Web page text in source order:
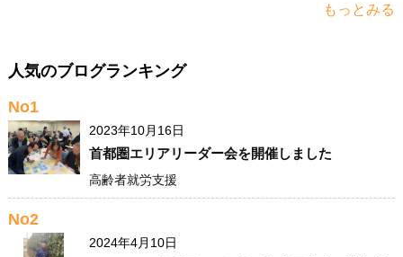
もっとみる
人気のブログランキング
No1
2023年10月16日
首都圏エリアリーダー会を開催しました
高齢者就労支援
No2
2024年4月10日